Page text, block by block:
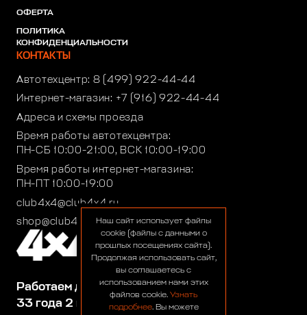
Работаем для вас:
33 года 2 месяца 24 дня
ОФЕРТА
ПОЛИТИКА
КОНФИДЕНЦИАЛЬНОСТИ
КОНТАКТЫ
Автотехцентр: 8 (499) 922-44-44
Интернет-магазин: +7 (916) 922-44-44
Адреса и схемы проезда
Время работы автотехцентра:
ПН-СБ 10:00-21:00, ВСК 10:00-19:00
Время работы интернет-магазина:
ПН-ПТ 10:00-19:00
club4x4@club4x4.ru
shop@club4x4.ruНаш сайт использует файлы
cookie (файлы с данными о
прошлых посещениях сайта).
Продолжая использовать сайт,
вы соглашаетесь с
использованием нами этих
файлов cookie. Узнать
подробнее. Вы можете